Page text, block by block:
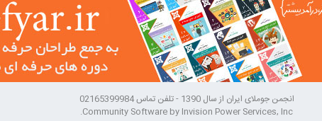
انجمن جوملای ایران از سال 1390 - تلفن تماس 02165399984
Community Software by Invision Power Services, Inc.